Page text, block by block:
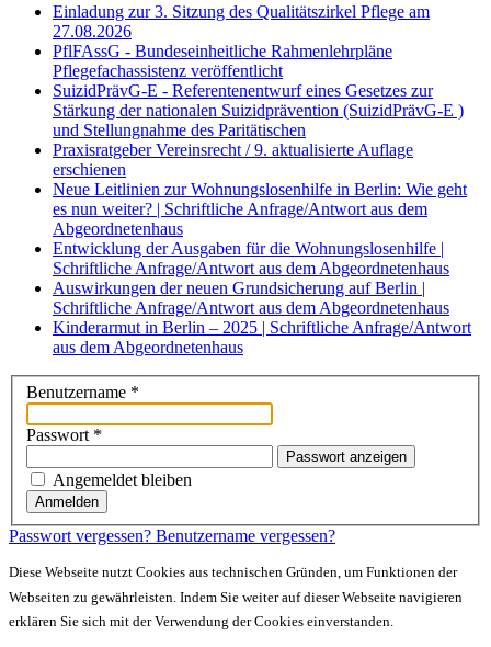
Einladung zur 3. Sitzung des Qualitätszirkel Pflege am
27.08.2026
PflFAssG - Bundeseinheitliche Rahmenlehrpläne
Pflegefachassistenz veröffentlicht
SuizidPrävG-E - Referentenentwurf eines Gesetzes zur
Stärkung der nationalen Suizidprävention (SuizidPrävG-E )
und Stellungnahme des Paritätischen
Praxisratgeber Vereinsrecht / 9. aktualisierte Auflage
erschienen
Neue Leitlinien zur Wohnungslosenhilfe in Berlin: Wie geht
es nun weiter? | Schriftliche Anfrage/Antwort aus dem
Abgeordnetenhaus
Entwicklung der Ausgaben für die Wohnungslosenhilfe |
Schriftliche Anfrage/Antwort aus dem Abgeordnetenhaus
Auswirkungen der neuen Grundsicherung auf Berlin |
Schriftliche Anfrage/Antwort aus dem Abgeordnetenhaus
Kinderarmut in Berlin – 2025 | Schriftliche Anfrage/Antwort
aus dem Abgeordnetenhaus
Benutzername *
Passwort *
Passwort anzeigen
Angemeldet bleiben
Anmelden
Passwort vergessen? Benutzername vergessen?
Diese Webseite nutzt Cookies aus technischen Gründen, um Funktionen der
Webseiten zu gewährleisten. Indem Sie weiter auf dieser Webseite navigieren
erklären Sie sich mit der Verwendung der Cookies einverstanden.